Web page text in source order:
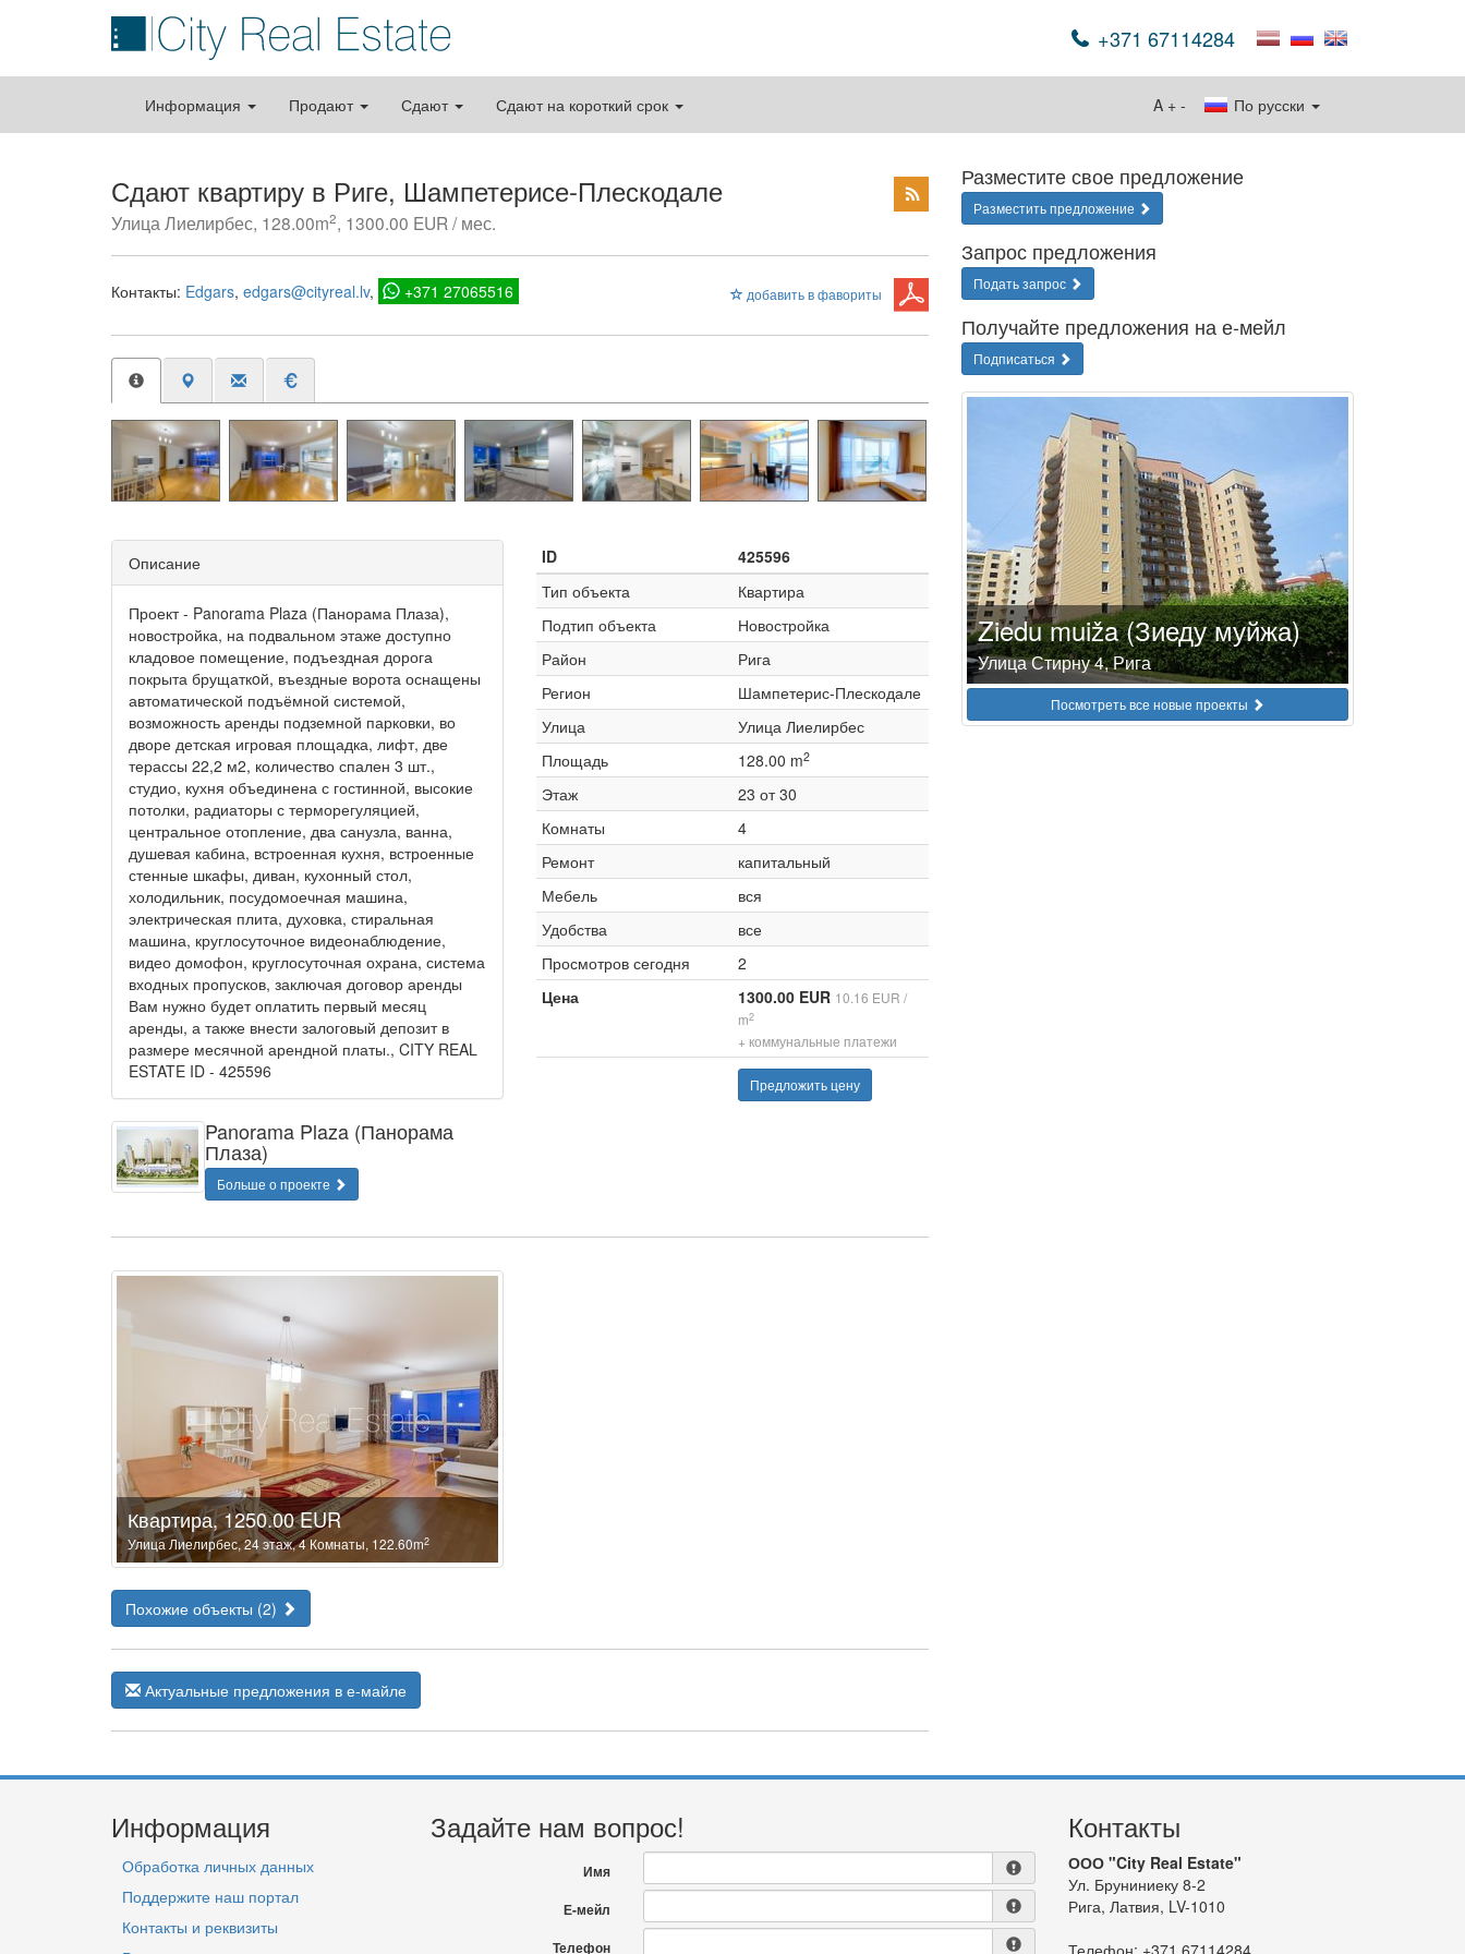
+371 67114284
Информация Продают Сдают Сдают на короткий срок По русски
A + -
Сдают квартиру в Риге, Шампетерисе-Плескодале
Улица Лиелирбес, 128.00m2, 1300.00 EUR / мес.
добавить в фавориты
Контакты: Edgars edgars@cityreal.lv +371 27065516
Описание
Проект - Panorama Plaza (Панорама Плаза),
новостройка, на подвальном этаже доступно
кладовое помещение, подъездная дорога
покрыта брущаткoй, въездные ворота оснащены
автоматической подъёмной системой,
возможность аренды подземной парковки, во
дворе детская игровая площадка, лифт, две
терассы 22,2 м2, количество спален 3 шт.,
студио, кухня объединена с гостинной, высокие
потолки, радиаторы с терморегуляцией,
центральное отопление, два санузла, ванна,
душевая кабина, встроенная кухня, встроенные
стенные шкафы, диван, кухонный стол,
холодильник, посудомоечная машина,
электрическая плита, духовка, стиральная
машина, круглосуточное видеонаблюдение,
видео домофон, круглосуточная охрана, система
входных пропусков, заключая договор аренды
Вам нужно будет оплатить первый месяц
аренды, а также внести залоговый депозит в
размере месячной арендной платы., CITY REAL
ESTATE ID - 425596
Panorama Plaza (Панорама
Плаза)
Больше о проекте
ID
425596
Тип объекта
Квартира
Подтип объекта
Новостройка
Район
Рига
Регион
Шампетерис-Плескодале
Улица
Улица Лиелирбес
Площадь
128.00 m2
Этаж
23 от 30
Комнаты
4
Ремонт
капитальный
Мебель
вся
Удобства
все
Просмотров сегодня
2
Цена
1300.00 EUR 10.16 EUR /
m2
+ коммунальные платежи
Предложить цену
Квартира, 1250.00 EUR
Улица Лиелирбес, 24 этаж, 4 Комнаты, 122.60m2
Похожие объекты (2)
Актуальные предложения в е-майле
Разместите свое предложение
Разместить предложение
Запрос предложения
Подать запрос
Получайте предложения на е-мейл
Подписаться
Ziedu muiža (Зиеду муйжа)
Улица Стирну 4, Рига
Посмотреть все новые проекты
Информация
Обработка личных данных
Поддержите наш портал
Контакты и реквизиты
Задайте нам вопрос!
Имя
Е-мейл
Телефон
Контакты
ООО "City Real Estate"
Ул. Бруниниеку 8-2
Рига, Латвия, LV-1010
Телефон: +371 67114284